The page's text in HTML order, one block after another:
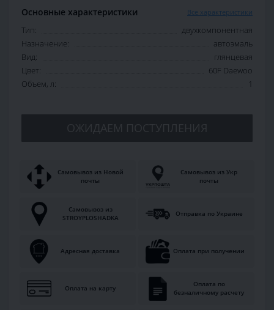
Основные характеристики Все характеристики
Тип:
двухкомпонентная
Назначение:
автоэмаль
Вид:
глянцевая
Цвет:
60F Daewoo
Объем, л:
1
ОЖИДАЕМ ПОСТУПЛЕНИЯ
Самовывоз из Новой
почты
Самовывоз из Укр
почты
Самовывоз из
STROYPLOSHADKA
Отправка по Украине
Адресная доставка Оплата при получении
Оплата на карту
Оплата по
безналичному расчету